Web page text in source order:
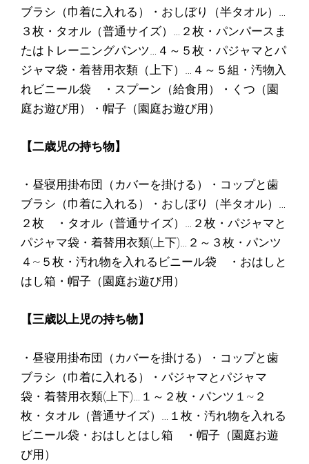
ブラシ（巾着に入れる）・おしぼり（半タオル）…
３枚・タオル（普通サイズ）…２枚・パンパースま
たはトレーニングパンツ…４～５枚・パジャマとパ
ジャマ袋・着替用衣類（上下）…４～５組・汚物入
れビニール袋 ・スプーン（給食用）・くつ（園
庭お遊び用）・帽子（園庭お遊び用）
【二歳児の持ち物】
・昼寝用掛布団（カバーを掛ける）・コップと歯
ブラシ（巾着に入れる）・おしぼり（半タオル）…
２枚 ・タオル（普通サイズ）…２枚・パジャマと
パジャマ袋・着替用衣類(上下)…２～３枚・パンツ
４~５枚・汚れ物を入れるビニール袋 ・おはしと
はし箱・帽子（園庭お遊び用）
【三歳以上児の持ち物】
・昼寝用掛布団（カバーを掛ける）・コップと歯
ブラシ（巾着に入れる）・パジャマとパジャマ
袋・着替用衣類(上下)…１～２枚・パンツ１~２
枚・タオル（普通サイズ）…１枚・汚れ物を入れる
ビニール袋・おはしとはし箱 ・帽子（園庭お遊
び用）